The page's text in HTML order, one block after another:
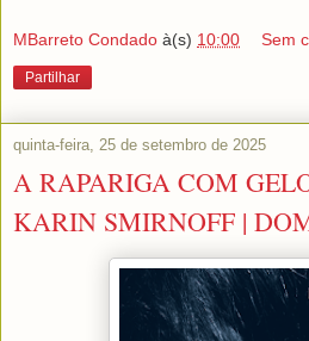
MBarreto Condado à(s) 10:00 Sem
Partilhar
quinta-feira, 25 de setembro de 2025
A RAPARIGA COM
KARIN SMIRNOFF |